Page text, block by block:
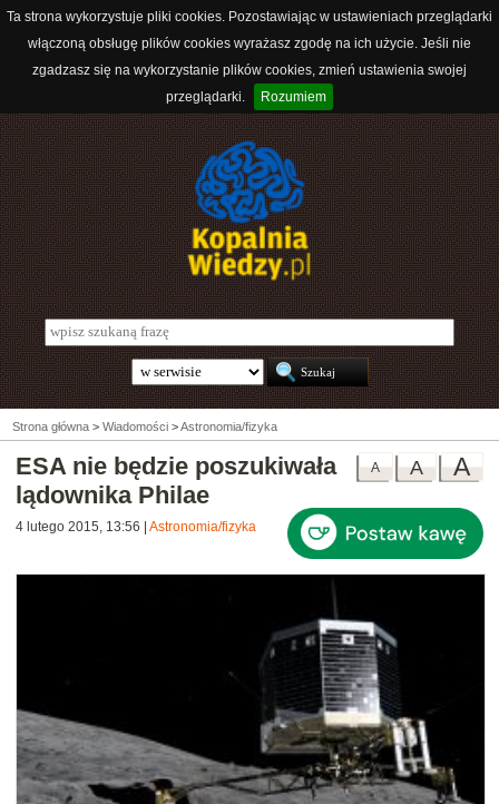
Ta strona wykorzystuje pliki cookies. Pozostawiając w ustawieniach przeglądarki
włączoną obsługę plików cookies wyrażasz zgodę na ich użycie. Jeśli nie
zgadzasz się na wykorzystanie plików cookies, zmień ustawienia swojej
przeglądarki.
Rozumiem
Strona główna > Wiadomości >Astronomia/fizyka
A
A
A
ESA nie będzie poszukiwała
lądownika Philae
4 lutego 2015, 13:56 Astronomia/fizyka